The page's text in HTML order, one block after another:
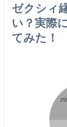
ゼクシィ
い？実際
てみた！